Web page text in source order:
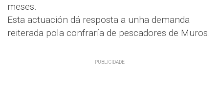
meses.
Esta actuación dá resposta a unha demanda
reiterada pola confraría de pescadores de Muros.